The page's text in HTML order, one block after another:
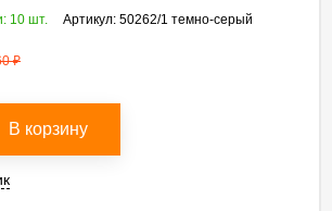
Артикул: 50262/1 темно-серый
10 шт.
₽
В корзину